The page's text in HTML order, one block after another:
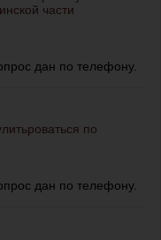
части
дан по телефону.
по
дан по телефону.